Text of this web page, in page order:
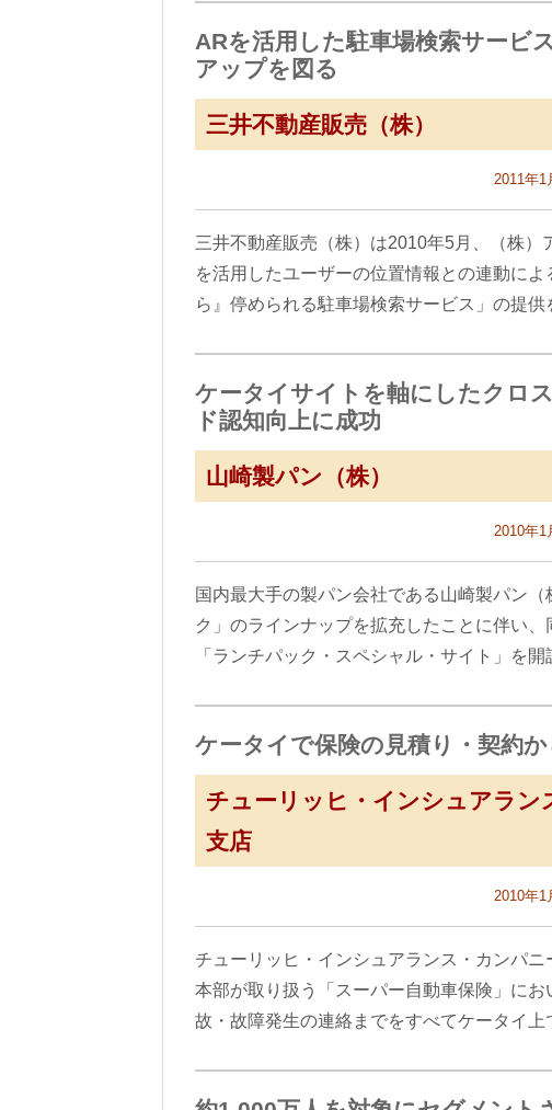
ARを活用した駐車場検索サービ
アップを図る
三井不動産販売（株）
2011年1
三井不動産販売（株）は2010年5月、（株）
を活用したユーザーの位置情報との連動に
ら』停められる駐車場検索サービス」の提供
ケータイサイトを軸にしたクロ
ド認知向上に成功
山崎製パン（株）
2010年1
国内最大手の製パン会社である山崎製パン
ク」のラインナップを拡充したことに伴い
「ランチパック・スペシャル・サイト」を
ケータイで保険の見積り・契約
チューリッヒ・インシュアラ
支店
2010年1
チューリッヒ・インシュアランス・カンパ
本部が取り扱う「スーパー自動車保険」に
故・故障発生の連絡までをすべてケータイ上